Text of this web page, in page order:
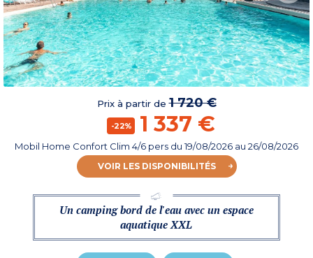
Prix à partir de1 720 €
-22% 1 337 €
Mobil Home Confort Clim 4/6 pers du19/08/2026 au 26/08/2026
VOIR LES DISPONIBILITÉS
Un camping bord de l'eau avec un espace
aquatique XXL